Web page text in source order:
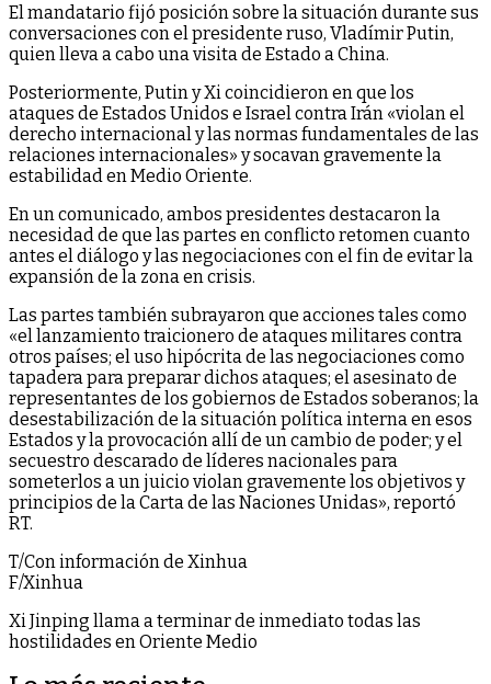
El mandatario fijó posición sobre la situación durante sus
conversaciones con el presidente ruso, Vladímir Putin,
quien lleva a cabo una visita de Estado a China.
Posteriormente, Putin y Xi coincidieron en que los
ataques de Estados Unidos e Israel contra Irán «violan el
derecho internacional y las normas fundamentales de las
relaciones internacionales» y socavan gravemente la
estabilidad en Medio Oriente.
En un comunicado, ambos presidentes destacaron la
necesidad de que las partes en conflicto retomen cuanto
antes el diálogo y las negociaciones con el fin de evitar la
expansión de la zona en crisis.
Las partes también subrayaron que acciones tales como
«el lanzamiento traicionero de ataques militares contra
otros países; el uso hipócrita de las negociaciones como
tapadera para preparar dichos ataques; el asesinato de
representantes de los gobiernos de Estados soberanos; la
desestabilización de la situación política interna en esos
Estados y la provocación allí de un cambio de poder; y el
secuestro descarado de líderes nacionales para
someterlos a un juicio violan gravemente los objetivos y
principios de la Carta de las Naciones Unidas», reportó
RT.
T/Con información de Xinhua
F/Xinhua
Xi Jinping llama a terminar de inmediato todas las
hostilidades en Oriente Medio